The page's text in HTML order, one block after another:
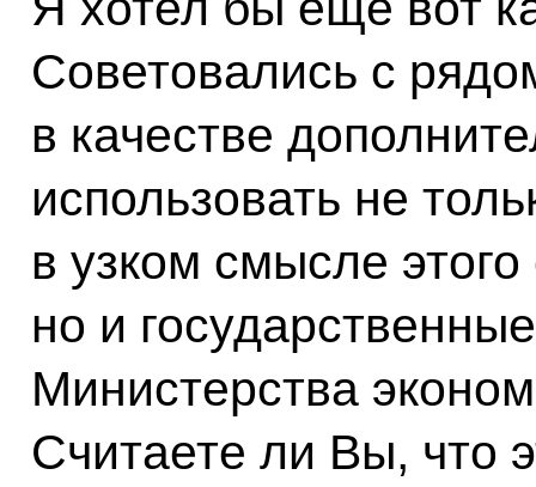
Советовались с
в качестве
использовать не
в узком смысле
но и
Министерства
Считаете ли Вы, что